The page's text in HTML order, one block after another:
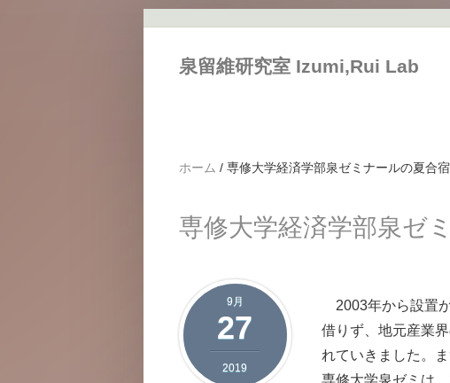
泉留維研究室 Izumi,Rui Lab
ホーム / 専修大学経済学部泉ゼミナールの夏合
専修大学経済学部泉ゼ
9月
27
2019
2003年から設置
借りず、地元産業
れていきました。
専修大学泉ゼミは